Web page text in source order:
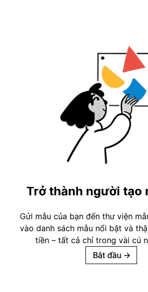
Trở thành người tạo
Gửi mẫu của bạn đến thư viện
vào danh sách mẫu nổi bật và
tiền – tất cả chỉ trong vài cú
Bắt đầu →